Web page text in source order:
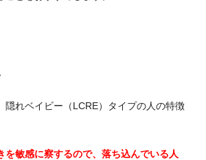
隠れベイビー（LCRE）タイプの人の特徴
を敏感に察するので、落ち込んでいる人